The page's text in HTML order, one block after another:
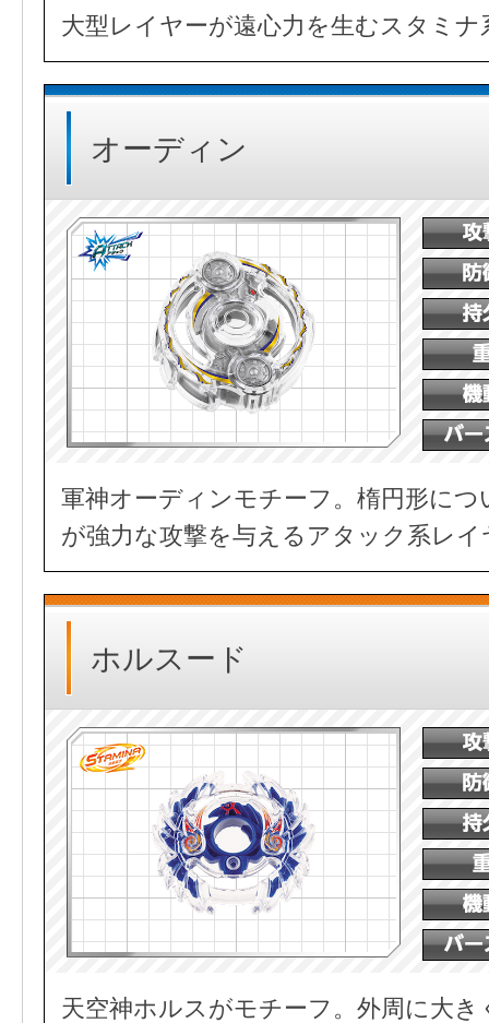
大型レイヤーが遠心力を生むスタミナ
オーディン
軍神オーディンモチーフ。楕円形に
が強力な攻撃を与えるアタック系レイ
ホルスード
天空神ホルスがモチーフ。外周に大